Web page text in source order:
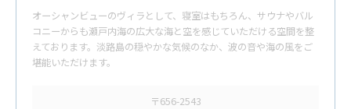
オーシャンビューのヴィラとして、寝室はもちろん、サウナやバル
コニーからも瀬戸内海の広大な海と空を感じていただける空間を整
えております。淡路島の穏やかな気候のなか、波の音や海の風をご
堪能いただけます。
〒656-2543